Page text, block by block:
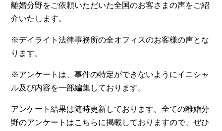
離婚分野をご依頼いただいた全国のお客さまの声をご紹
介いたします。
※デイライト法律事務所の全オフィスのお客様の声とな
ります。
※アンケートは、事件の特定ができないようにイニシャ
ル及び内容を一部編集しております。
アンケート結果は随時更新しております。全ての離婚分
野のアンケートはこちらに掲載しておりますので、ぜひ